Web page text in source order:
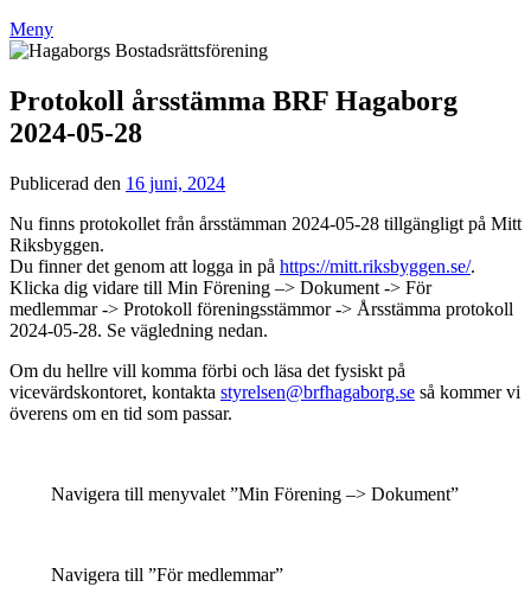
Meny
Protokoll årsstämma BRF Hagaborg
2024-05-28
Publicerad den 16 juni, 2024
BRF
Nu finns protokollet från årsstämman 2024-05-28 tillgängligt på Mitt
Riksbyggen.
Du finner det genom att logga in på https://mitt.riksbyggen.se/.
Klicka dig vidare till Min Förening –> Dokument -> För
medlemmar -> Protokoll föreningsstämmor -> Årsstämma protokoll
2024-05-28. Se vägledning nedan.
Om du hellre vill komma förbi och läsa det fysiskt på
vicevärdskontoret, kontakta styrelsen@brfhagaborg.se så kommer vi
överens om en tid som passar.
Navigera till menyvalet ”Min Förening –> Dokument”
Navigera till ”För medlemmar”